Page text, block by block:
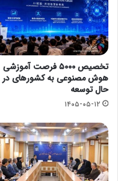
تخصیص ۵۰۰۰ فرصت آموزشی
هوش مصنوعی به کشورهای در
حال توسعه
۱۴۰۵-۰۵-۱۲